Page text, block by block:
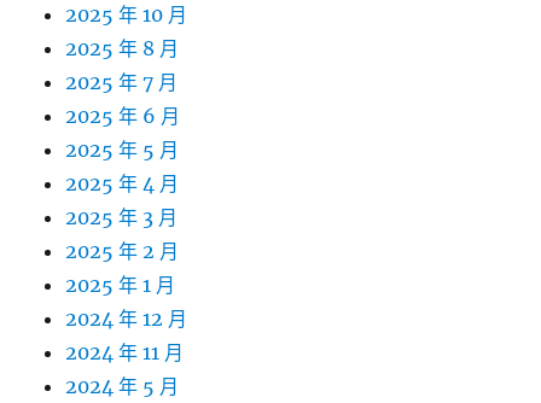
2025 年 10 月
2025 年 8 月
2025 年 7 月
2025 年 6 月
2025 年 5 月
2025 年 4 月
2025 年 3 月
2025 年 2 月
2025 年 1 月
2024 年 12 月
2024 年 11 月
2024 年 5 月